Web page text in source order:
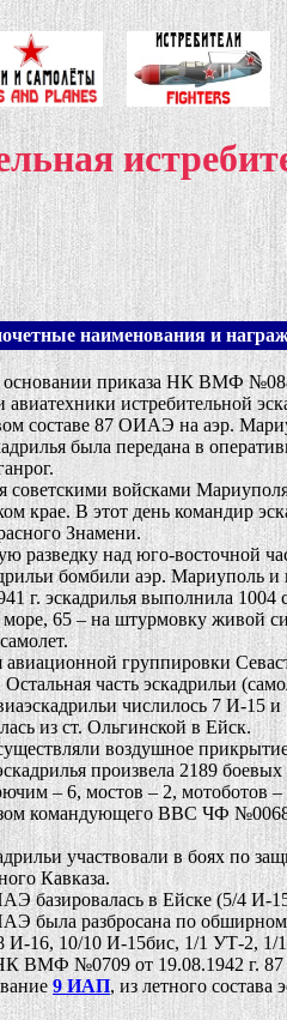
наименования и
приказа НК ВМФ №0882
авиатехники истребительной
составе 87 ОИАЭ на аэр.
была передана в
войсками
крае. В этот день командир
Знамени.
над юго-восточной
бомбили аэр. Мариуполь
эскадрилья выполнила 1004
море, 65 – на штурмовку
группировки
часть эскадрильи
числилось7 И-15 и
из ст. Ольгинской в Ейск.
воздушное
произвела 2189
– 6, мостов – 2, мотоботов –
командующего ВВС ЧФ №0068
участвовали в боях по
Кавказа.
в Ейске (5/4 И-
разбросана по обширному
И-16, 10/10 И-15бис, 1/1 УТ-2,
ВМФ №0709 от 19.08.1942 г. 87
9 ИАП, из летного